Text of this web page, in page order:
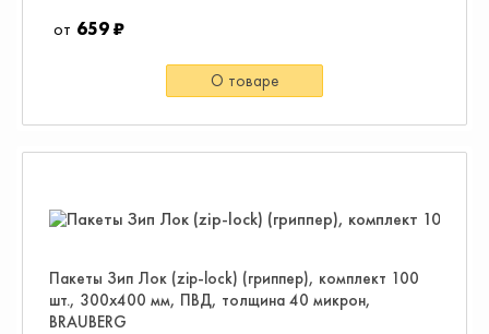
659 ₽
О товаре
Пакеты Зип Лок (zip-lock) (гриппер), комплект 100
шт., 300х400 мм, ПВД, толщина 40 микрон,
BRAUBERG